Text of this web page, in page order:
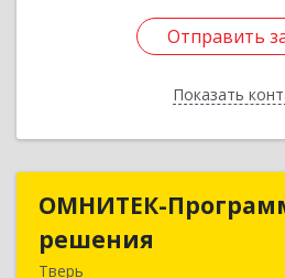
Отправить
Показать
Отправить
Назад
ОМНИТЕК-
решения
Тверь
ОМНИТЕК-